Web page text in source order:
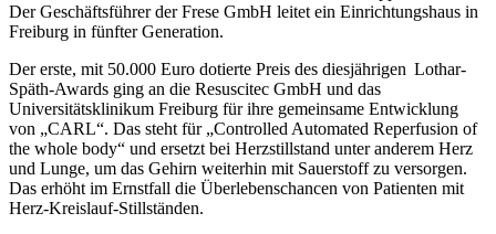
Der Geschäftsführer der Frese GmbH leitet ein Einrichtungshaus in
Freiburg in fünfter Generation.
Der erste, mit 50.000 Euro dotierte Preis des diesjährigen Lothar-
Späth-Awards ging an die Resuscitec GmbH und das
Universitätsklinikum Freiburg für ihre gemeinsame Entwicklung
von „CARL“. Das steht für „Controlled Automated Reperfusion of
the whole body“ und ersetzt bei Herzstillstand unter anderem Herz
und Lunge, um das Gehirn weiterhin mit Sauerstoff zu versorgen.
Das erhöht im Ernstfall die Überlebenschancen von Patienten mit
Herz-Kreislauf-Stillständen.